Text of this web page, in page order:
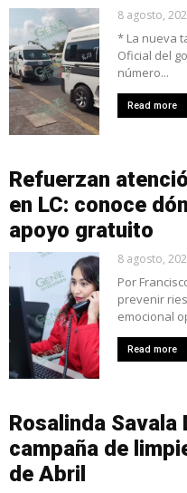
8 agosto,
* La nueva
Oficial del
número...
Read more
Refuerzan
en LC: conoce
apoyo gratuito
8 agosto,
Por
prevenir
emocional
Read more
Rosalinda Savala
campaña de
de Abril